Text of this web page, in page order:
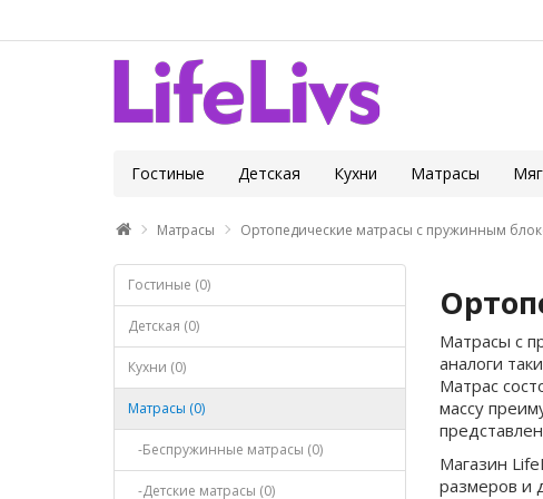
Гостиные Детская Кухни Матрасы
Матрасы Ортопедические матрасы с пружинным
Гостиные (0)
Детская (0)
Кухни (0)
Матрасы (0)
-Беспружинные матрасы (0)
-Детские матрасы (0)
Матрасы с
аналоги
Матрас
массу
Магазин
размеров и